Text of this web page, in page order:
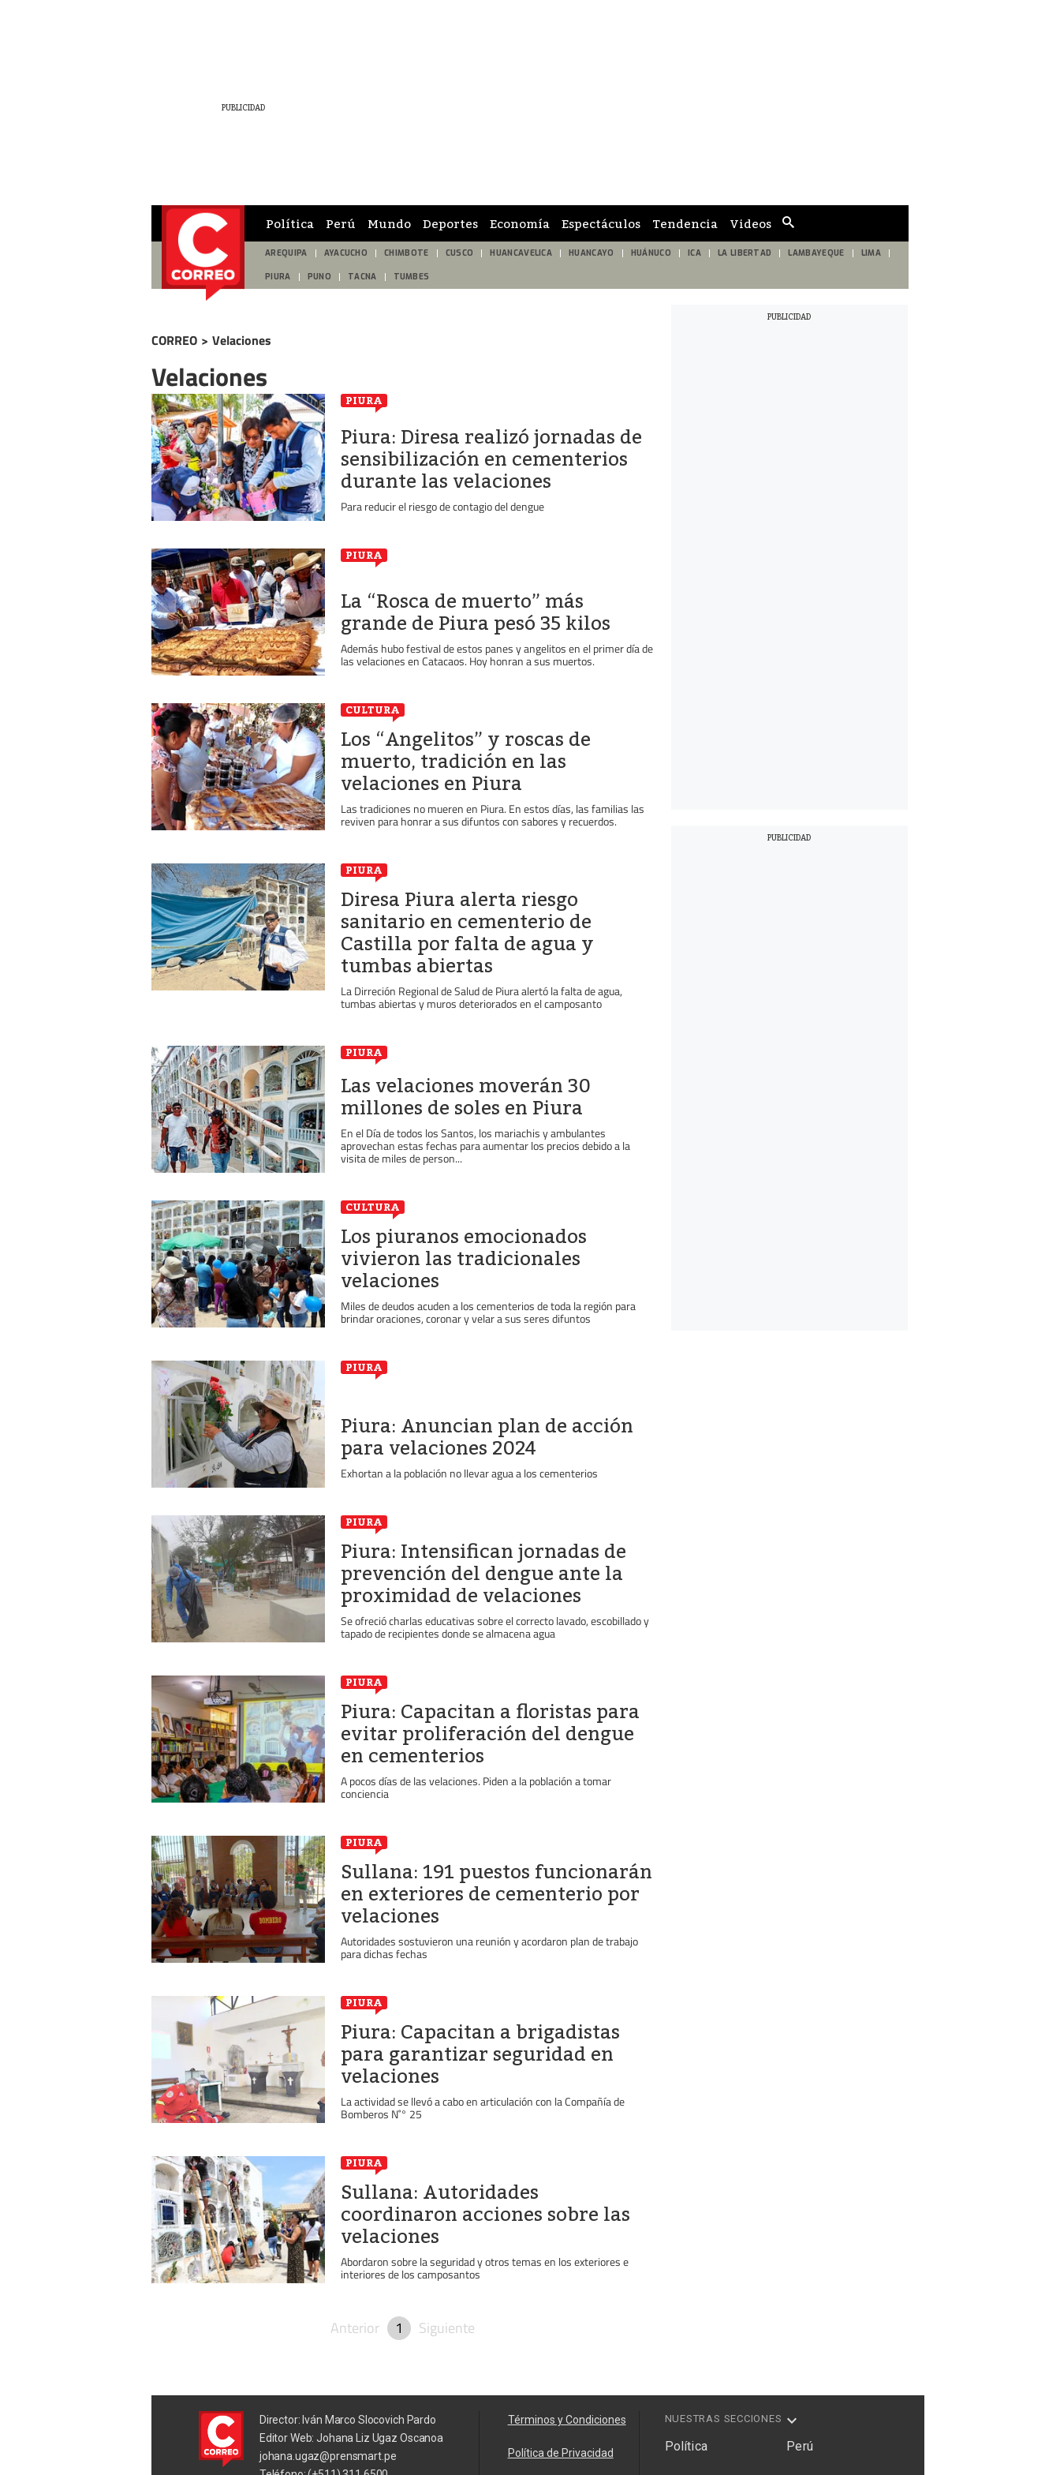
de
búsqueda
Política Perú Mundo Deportes Economía Espectáculos Tendencia Videos
AREQUIPA AYACUCHO CHIMBOTE CUSCO HUANCAVELICA HUANCAYO HUÁNUCO ICA LA LIBERTAD LAMBAYEQUE LIMA
PIURA PUNO TACNA TUMBES
CORREO > Velaciones
Velaciones
PIURA
Piura: Diresa realizó jornadas de
sensibilización en cementerios
durante las velaciones
Para reducir el riesgo de contagio del dengue
PIURA
La “Rosca de muerto” más
grande de Piura pesó 35 kilos
Además hubo festival de estos panes y angelitos en el primer día de
las velaciones en Catacaos. Hoy honran a sus muertos.
CULTURA
Los “Angelitos” y roscas de
muerto, tradición en las
velaciones en Piura
Las tradiciones no mueren en Piura. En estos días, las familias las
reviven para honrar a sus difuntos con sabores y recuerdos.
PIURA
Diresa Piura alerta riesgo
sanitario en cementerio de
Castilla por falta de agua y
tumbas abiertas
La Dirreción Regional de Salud de Piura alertó la falta de agua,
tumbas abiertas y muros deteriorados en el camposanto
PIURA
Las velaciones moverán 30
millones de soles en Piura
En el Día de todos los Santos, los mariachis y ambulantes
aprovechan estas fechas para aumentar los precios debido a la
visita de miles de person...
CULTURA
Los piuranos emocionados
vivieron las tradicionales
velaciones
Miles de deudos acuden a los cementerios de toda la región para
brindar oraciones, coronar y velar a sus seres difuntos
PIURA
Piura: Anuncian plan de acción
para velaciones 2024
Exhortan a la población no llevar agua a los cementerios
PIURA
Piura: Intensifican jornadas de
prevención del dengue ante la
proximidad de velaciones
Se ofreció charlas educativas sobre el correcto lavado, escobillado y
tapado de recipientes donde se almacena agua
PIURA
Piura: Capacitan a floristas para
evitar proliferación del dengue
en cementerios
A pocos días de las velaciones. Piden a la población a tomar
conciencia
PIURA
Sullana: 191 puestos funcionarán
en exteriores de cementerio por
velaciones
Autoridades sostuvieron una reunión y acordaron plan de trabajo
para dichas fechas
PIURA
Piura: Capacitan a brigadistas
para garantizar seguridad en
velaciones
La actividad se llevó a cabo en articulación con la Compañía de
Bomberos N˚° 25
PIURA
Sullana: Autoridades
coordinaron acciones sobre las
velaciones
Abordaron sobre la seguridad y otros temas en los exteriores e
interiores de los camposantos
Anterior 1 Siguiente
Director: Iván Marco Slocovich Pardo
Editor Web: Johana Liz Ugaz Oscanoa
johana.ugaz@prensmart.pe
Términos y Condiciones
Política de Privacidad
NUESTRAS SECCIONES
Política Perú